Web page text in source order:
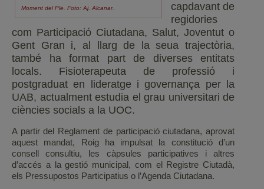
Moment del Ple. Foto: Aj. Alcanar.
capdavant de
regidories
com Participació Ciutadana, Salut, Joventut o
Gent Gran i, al llarg de la seua trajectòria,
també ha format part de diverses entitats
locals. Fisioterapeuta de professió i
postgraduat en lideratge i governança per la
UAB, actualment estudia el grau universitari de
ciències socials a la UOC.
A partir del Reglament de participació ciutadana, aprovat
aquest mandat, Roig ha impulsat la constitució d’un
consell consultiu, les càpsules participatives i altres
d’accés a la gestió municipal, com el Registre Ciutadà,
els Pressupostos Participatius o l’Agenda Ciutadana.